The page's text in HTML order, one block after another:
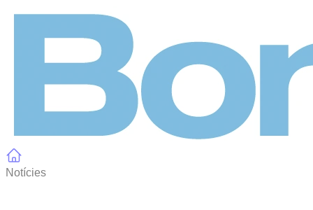
Notícies